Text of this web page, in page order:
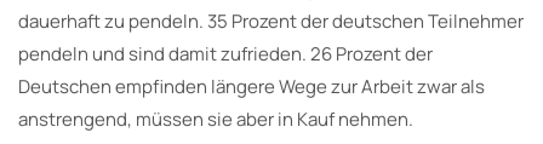
dauerhaft zu pendeln. 35 Prozent der deutschen Teilnehmer
pendeln und sind damit zufrieden. 26 Prozent der
Deutschen empfinden längere Wege zur Arbeit zwar als
anstrengend, müssen sie aber in Kauf nehmen.